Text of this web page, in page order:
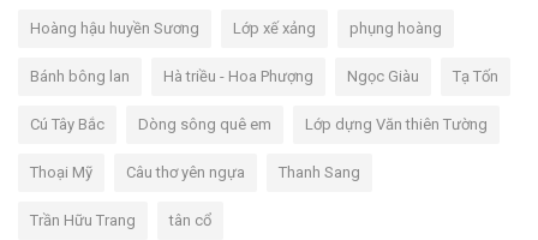
Hoàng hậu huyền Sương Lớp xế xảng phụng hoàng
Bánh bông lan Hà triều - Hoa Phượng Ngọc Giàu Tạ Tốn
Cú Tây Bắc Dòng sông quê em Lớp dựng Văn thiên Tường
Thoại Mỹ Câu thơ yên ngựa Thanh Sang
Trần Hữu Trang tân cổ